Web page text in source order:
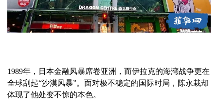
1989年，日本金融风暴席卷亚洲，而伊拉克的海湾战争更在
全球刮起“沙漠风暴”。面对极不稳定的国际时局，陈永栽却
体现了他处变不惊的本色。